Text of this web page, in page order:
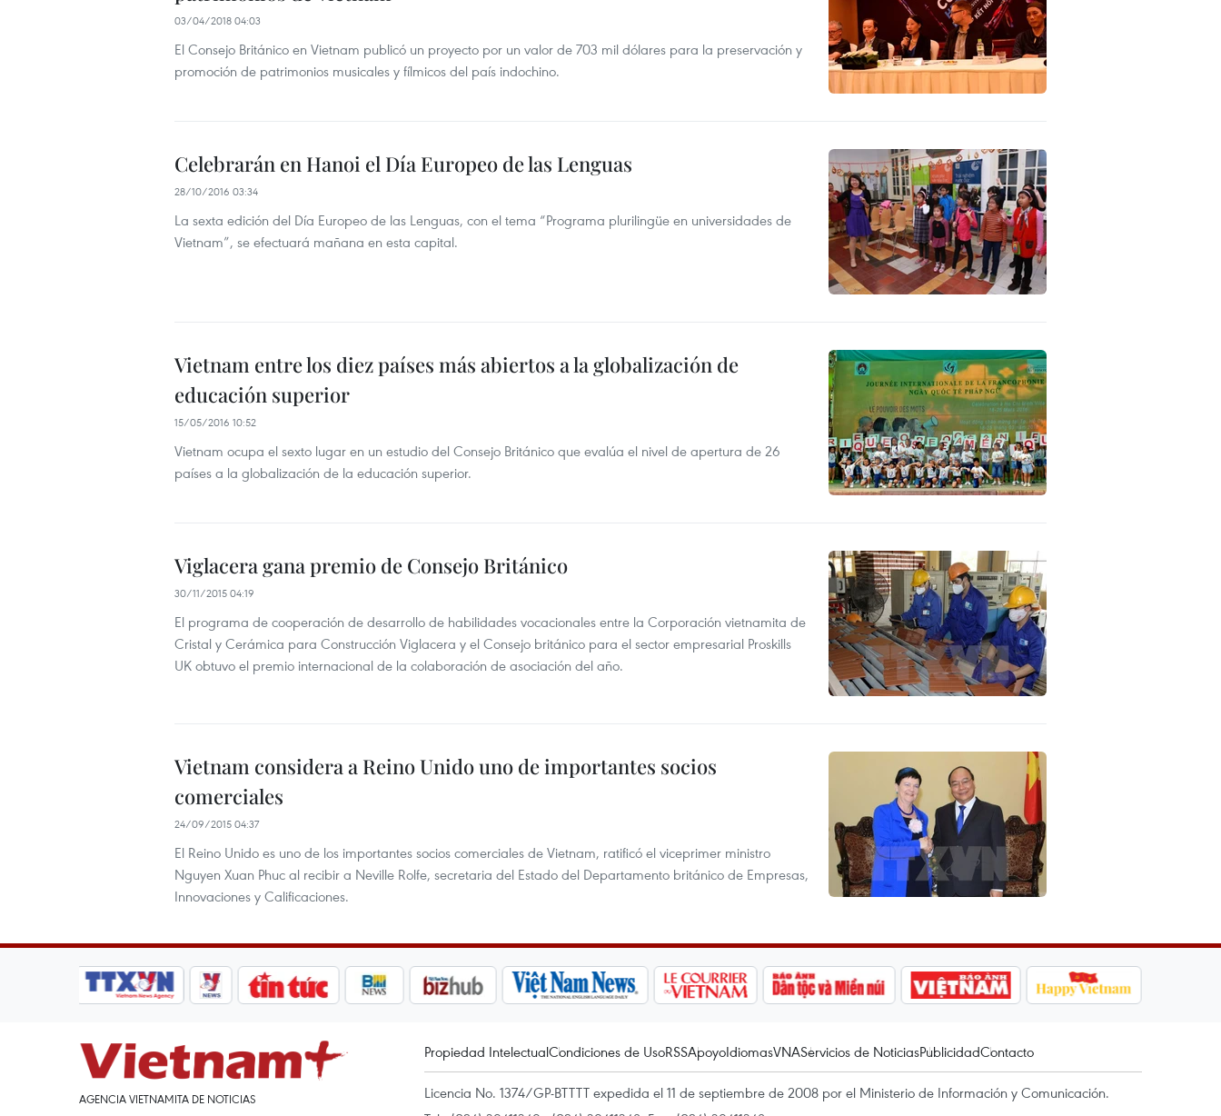
03/04/2018 04:03
El Consejo Británico en Vietnam publicó un proyecto por un valor de 703 mil dólares para la preservación y
promoción de patrimonios musicales y fílmicos del país indochino.
Celebrarán en Hanoi el Día Europeo de las Lenguas
28/10/2016 03:34
La sexta edición del Día Europeo de las Lenguas, con el tema “Programa plurilingüe en universidades de
Vietnam”, se efectuará mañana en esta capital.
Vietnam entre los diez países más abiertos a la globalización de
educación superior
15/05/2016 10:52
Vietnam ocupa el sexto lugar en un estudio del Consejo Británico que evalúa el nivel de apertura de 26
países a la globalización de la educación superior.
Viglacera gana premio de Consejo Británico
30/11/2015 04:19
El programa de cooperación de desarrollo de habilidades vocacionales entre la Corporación vietnamita de
Cristal y Cerámica para Construcción Viglacera y el Consejo británico para el sector empresarial Proskills
UK obtuvo el premio internacional de la colaboración de asociación del año.
Vietnam considera a Reino Unido uno de importantes socios
comerciales
24/09/2015 04:37
El Reino Unido es uno de los importantes socios comerciales de Vietnam, ratificó el viceprimer ministro
Nguyen Xuan Phuc al recibir a Neville Rolfe, secretaria del Estado del Departamento británico de Empresas,
Innovaciones y Calificaciones.
AGENCIA VIETNAMITA DE NOTICIAS
Propiedad IntelectualCondiciones de UsoRSSApoyoIdiomasVNAServicios de NoticiasPublicidadContacto
Licencia No. 1374/GP-BTTTT expedida el 11 de septiembre de 2008 por el Ministerio de Información y Comunicación.